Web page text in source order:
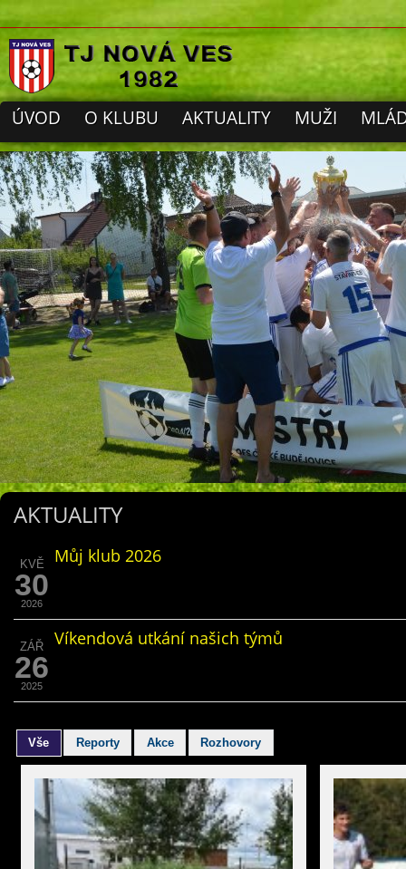
ÚVOD O KLUBU AKTUALITY MUŽI
AKTUALITY
KVĚ
30
2026
Můj klub 2026
ZÁŘ
26
2025
Víkendová utkání našich týmů
Vše Reporty Akce Rozhovory